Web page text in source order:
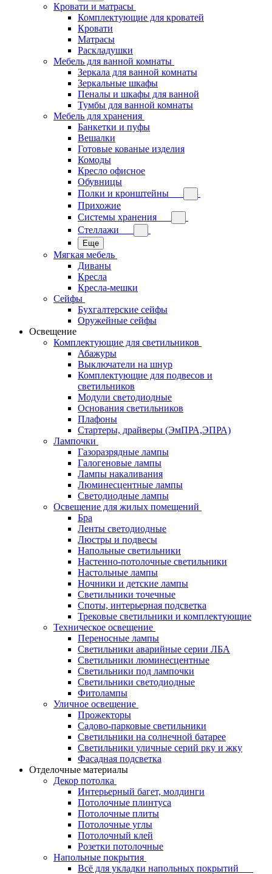
Кровати и матрасы
Комплектующие для кроватей
Кровати
Матрасы
Раскладушки
Мебель для ванной комнаты
Зеркала для ванной комнаты
Зеркальные шкафы
Пеналы и шкафы для ванной
Тумбы для ванной комнаты
Мебель для хранения
Банкетки и пуфы
Вешалки
Готовые кованые изделия
Комоды
Кресло офисное
Обувницы
Полки и кронштейны
Прихожие
Системы хранения
Стеллажи
Еще
Мягкая мебель
Диваны
Кресла
Кресла-мешки
Сейфы
Бухгалтерские сейфы
Оружейные сейфы
Освещение
Комплектующие для светильников
Абажуры
Выключатели на шнур
Комплектующие для подвесов и
светильников
Модули светодиодные
Основания светильников
Плафоны
Стартеры, драйверы (ЭмПРА,ЭПРА)
Лампочки
Газоразрядные лампы
Галогеновые лампы
Лампы накаливания
Люминесцентные лампы
Светодиодные лампы
Освещение для жилых помещений
Бра
Ленты светодиодные
Люстры и подвесы
Напольные светильники
Настенно-потолочные светильники
Настольные лампы
Ночники и детские лампы
Светильники точечные
Споты, интерьерная подсветка
Трековые светильники и комплектующие
Техническое освещение
Переносные лампы
Светильники аварийные серии ЛБА
Светильники люминесцентные
Светильники под лампочки
Светильники светодиодные
Фитолампы
Уличное освещение
Прожекторы
Садово-парковые светильники
Светильники на солнечной батарее
Светильники уличные серий рку и жку
Фасадная подсветка
Отделочные материалы
Декор потолка
Интерьерный багет, молдинги
Потолочные плинтуса
Потолочные плиты
Потолочные углы
Потолочный клей
Розетки потолочные
Напольные покрытия
Всё для укладки напольных покрытий